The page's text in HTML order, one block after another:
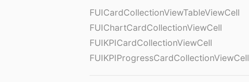
FUICardCollectionViewTableViewCell
FUIChartCardCollectionViewCell
FUIKPICardCollectionViewCell
FUIKPIProgressCardCollectionViewCell